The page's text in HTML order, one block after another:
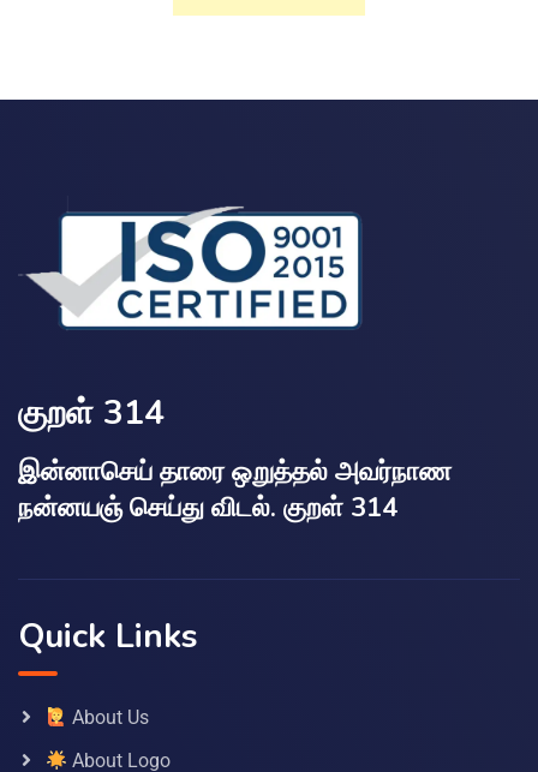
குறள் 314
இன்னாசெய் தாரை ஒறுத்தல் அவர்நாண
நன்னயஞ் செய்து விடல். குறள் 314
Quick Links
About Us
About Logo